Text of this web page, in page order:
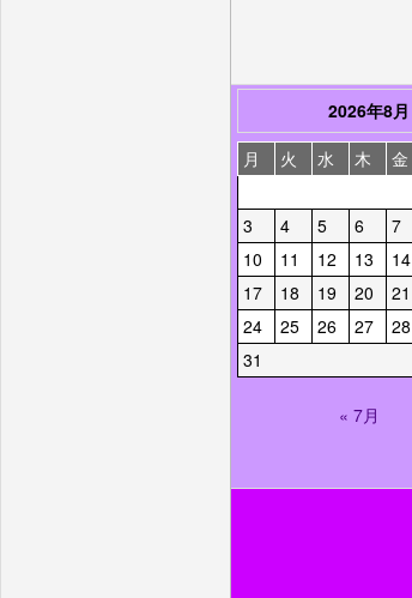
2026年8月
月
火 水 木 金
3
4 5 6 7
10
11 12 13 14
17
18 19 20 21
24
25 26 27 28
31
« 7月